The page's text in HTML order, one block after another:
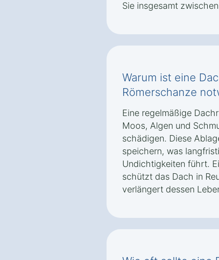
Sie insgesamt
Warum ist eine
Römerschanze
Eine regelmäßige
Moos, Algen und
schädigen. Diese
speichern, was
Undichtigkeiten führt.
schützt das Dach in
verlängert dessen